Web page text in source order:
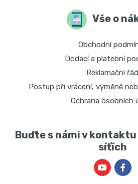
Vše o
Obchodní
Dodací a platební
Reklamační řád
Postup při vrácení, výměně
Ochrana osobních
Buďte s námi v
síťích